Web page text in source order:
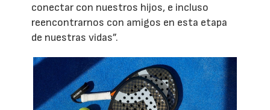
conectar con nuestros hijos, e incluso
reencontrarnos con amigos en esta etapa
de nuestras vidas”.